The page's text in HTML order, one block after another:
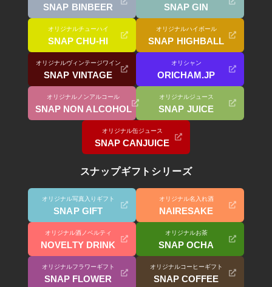
SNAP BINBEER SNAP GIN
オリジナルチューハイ
SNAP CHU-HI
オリジナルハイボール
SNAP HIGHBALL
オリジナルヴィンテージワイン
SNAP VINTAGE
オリシャン
ORICHAM.JP
オリジナルノンアルコール
SNAP NON ALCOHOL
オリジナルジュース
SNAP JUICE
オリジナル缶ジュース
SNAP CANJUICE
スナップギフトシリーズ
オリジナル写真入りギフト
SNAP GIFT
オリジナル名入れ酒
NAIRESAKE
オリジナル酒ノベルティ
NOVELTY DRINK
オリジナルお茶
SNAP OCHA
オリジナルフラワーギフト
SNAP FLOWER
オリジナルコーヒーギフト
SNAP COFFEE